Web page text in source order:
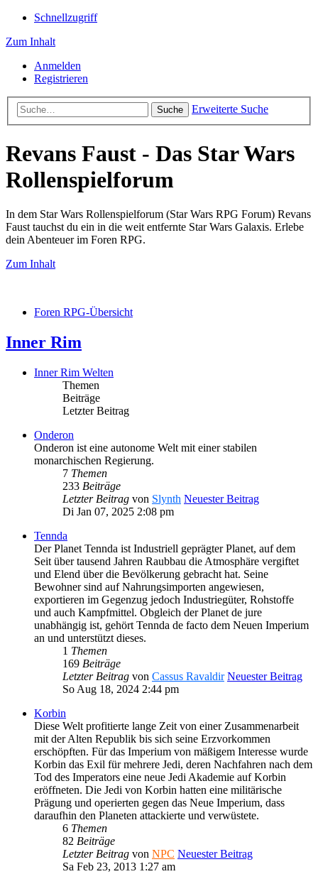
Schnellzugriff
Zum Inhalt
Anmelden
Registrieren
Suche Erweiterte Suche
Revans Faust - Das Star Wars
Rollenspielforum
In dem Star Wars Rollenspielforum (Star Wars RPG Forum) Revans
Faust tauchst du ein in die weit entfernte Star Wars Galaxis. Erlebe
dein Abenteuer im Foren RPG.
Zum Inhalt
Foren RPG-Übersicht
Inner Rim
Inner Rim Welten
Themen
Beiträge
Letzter Beitrag
Onderon
Onderon ist eine autonome Welt mit einer stabilen
monarchischen Regierung.
7 Themen
233 Beiträge
Letzter Beitrag von Slynth Neuester Beitrag
Di Jan 07, 2025 2:08 pm
Tennda
Der Planet Tennda ist Industriell geprägter Planet, auf dem
Seit über tausend Jahren Raubbau die Atmosphäre vergiftet
und Elend über die Bevölkerung gebracht hat. Seine
Bewohner sind auf Nahrungsimporten angewiesen,
exportieren im Gegenzug jedoch Industriegüter, Rohstoffe
und auch Kampfmittel. Obgleich der Planet de jure
unabhängig ist, gehört Tennda de facto dem Neuen Imperium
an und unterstützt dieses.
1 Themen
169 Beiträge
Letzter Beitrag von Cassus Ravaldir Neuester Beitrag
So Aug 18, 2024 2:44 pm
Korbin
Diese Welt profitierte lange Zeit von einer Zusammenarbeit
mit der Alten Republik bis sich seine Erzvorkommen
erschöpften. Für das Imperium von mäßigem Interesse wurde
Korbin das Exil für mehrere Jedi, deren Nachfahren nach dem
Tod des Imperators eine neue Jedi Akademie auf Korbin
eröffneten. Die Jedi von Korbin hatten eine militärische
Prägung und operierten gegen das Neue Imperium, dass
daraufhin den Planeten attackierte und verwüstete.
6 Themen
82 Beiträge
Letzter Beitrag von NPC Neuester Beitrag
Sa Feb 23, 2013 1:27 am